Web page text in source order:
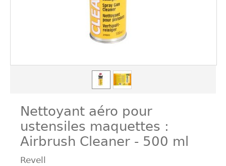
Nettoyant aéro pour
ustensiles maquettes :
Airbrush Cleaner - 500 ml
Revell